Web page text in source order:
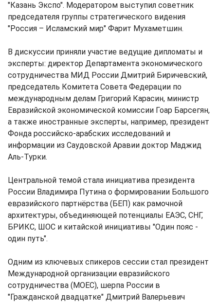
"Казань Экспо". Модератором выступил советник
председателя группы стратегического видения
"Россия – Исламский мир" Фарит Мухаметшин.
В дискуссии приняли участие ведущие дипломаты и
эксперты: директор Департамента экономического
сотрудничества МИД России Дмитрий Биричевский,
председатель Комитета Совета Федерации по
международным делам Григорий Карасин, министр
Евразийской экономической комиссии Гоар Барсегян,
а также иностранные эксперты, например, президент
Фонда российско-арабских исследований и
информации из Саудовской Аравии доктор Маджид
Аль-Турки.
Центральной темой стала инициатива президента
России Владимира Путина о формировании Большого
евразийского партнёрства (БЕП) как рамочной
архитектуры, объединяющей потенциалы ЕАЭС, СНГ,
БРИКС, ШОС и китайской инициативы "Один пояс -
один путь".
Одним из ключевых спикеров сессии стал президент
Международной организации евразийского
сотрудничества (МОЕС), шерпа России в
"Гражданской двадцатке" Дмитрий Валерьевич